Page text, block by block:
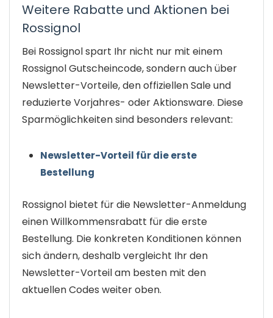
Weitere Rabatte und Aktionen bei
Rossignol
Bei Rossignol spart Ihr nicht nur mit einem
Rossignol Gutscheincode, sondern auch über
Newsletter-Vorteile, den offiziellen Sale und
reduzierte Vorjahres- oder Aktionsware. Diese
Sparmöglichkeiten sind besonders relevant:
Newsletter-Vorteil für die erste
Bestellung
Rossignol bietet für die Newsletter-Anmeldung
einen Willkommensrabatt für die erste
Bestellung. Die konkreten Konditionen können
sich ändern, deshalb vergleicht Ihr den
Newsletter-Vorteil am besten mit den
aktuellen Codes weiter oben.